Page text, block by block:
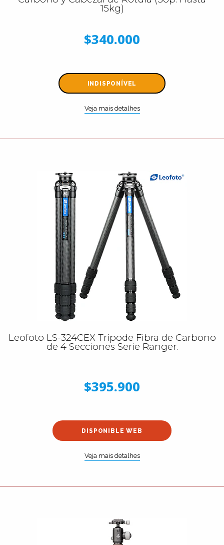
15kg)
$340.000
INDISPONÍVEL
Veja mais detalhes
Leofoto LS-324CEX Trípode Fibra de Carbono
de 4 Secciones Serie Ranger.
$395.900
DISPONIBLE WEB
Veja mais detalhes